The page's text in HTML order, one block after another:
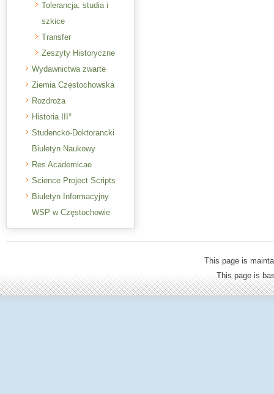
Tolerancja: studia i
szkice
Transfer
Zeszyty Historyczne
Wydawnictwa zwarte
Ziemia Częstochowska
Rozdroża
Historia III°
Studencko-Doktorancki
Biuletyn Naukowy
Res Academicae
Science Project Scripts
Biuletyn Informacyjny
WSP w Częstochowie
This page is
This page is